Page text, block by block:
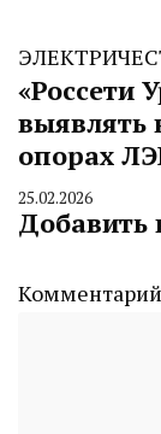
«Россети
выявлять
опорах
By
CHELINDUSTRY
25.02.2026
Добавить
Комментарий